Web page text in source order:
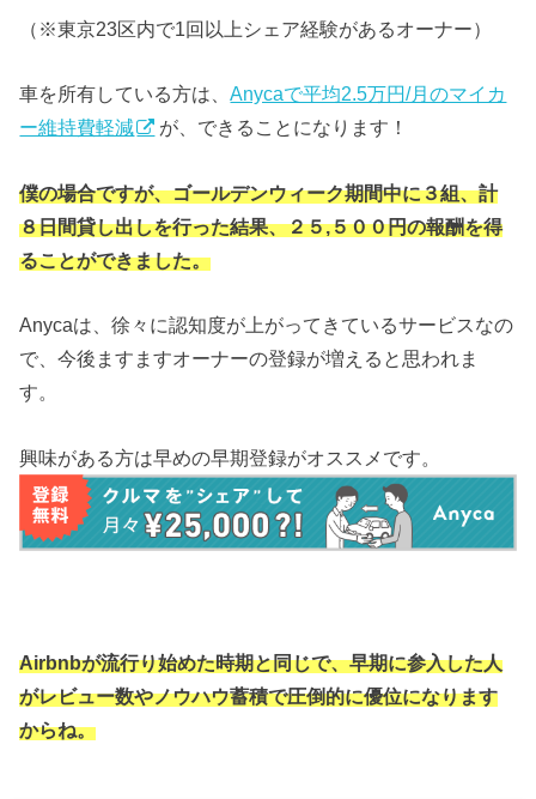
（※東京23区内で1回以上シェア経験があるオーナー）
車を所有している方は、Anycaで平均2.5万円/月のマイカ
ー維持費軽減
が、できることになります！
僕の場合ですが、ゴールデンウィーク期間中に３組、計
８日間貸し出しを行った結果、２５,５００円の報酬を得
ることができました。
Anycaは、徐々に認知度が上がってきているサービスなの
で、今後ますますオーナーの登録が増えると思われま
す。
興味がある方は早めの早期登録がオススメです。
Airbnbが流行り始めた時期と同じで、早期に参入した人
がレビュー数やノウハウ蓄積で圧倒的に優位になります
からね。